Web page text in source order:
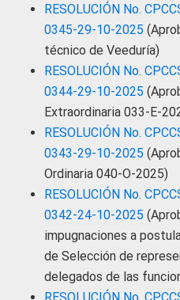
RESOLUCIÓN No.
0345-29-10-2025
técnico de Veeduría)
RESOLUCIÓN No.
0344-29-10-2025
Extraordinaria 033-E-
RESOLUCIÓN No.
0343-29-10-2025
Ordinaria 040-O-2025)
RESOLUCIÓN No.
0342-24-10-2025
impugnaciones a
de Selección de
delegados de las